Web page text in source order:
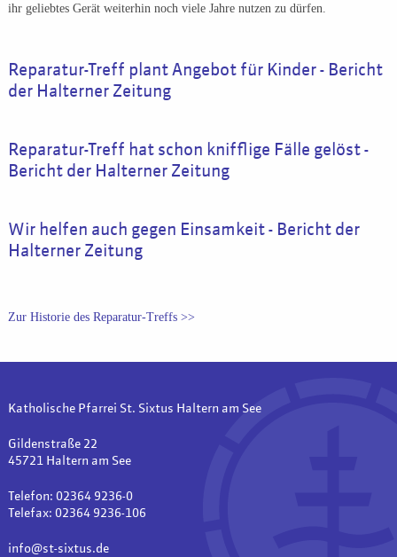
ihr geliebtes Gerät weiterhin noch viele Jahre nutzen zu dürfen.
Reparatur-Treff plant Angebot für Kinder - Bericht
der Halterner Zeitung
Reparatur-Treff hat schon knifflige Fälle gelöst -
Bericht der Halterner Zeitung
Wir helfen auch gegen Einsamkeit - Bericht der
Halterner Zeitung
Zur Historie des Reparatur-Treffs >>
Katholische Pfarrei St. Sixtus Haltern am See
Gildenstraße 22
45721 Haltern am See
Telefon: 02364 9236-0
Telefax: 02364 9236-106
info@st-sixtus.de